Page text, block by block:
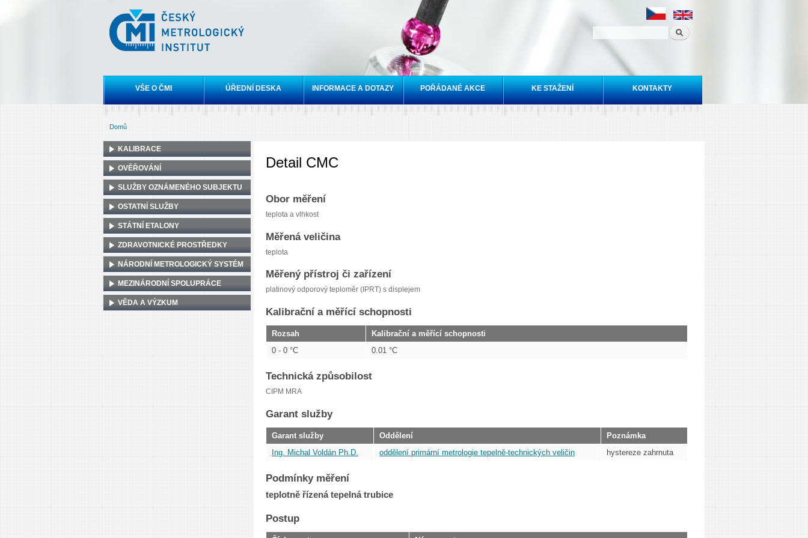
Český
metrologický
institut
Hlavní menu
VŠE O ČMI ÚŘEDNÍ DESKA INFORMACE A DOTAZY POŘÁDANÉ AKCE KE STAŽENÍ KONTAKTY
Domů
Detail CMC
Obor měření
teplota a vlhkost
Měřená veličina
teplota
Měřený přístroj či zařízení
platinový odporový teploměr (IPRT) s displejem
Kalibrační a měřící schopnosti
Rozsah
Kalibrační a měřící schopnosti
0 - 0 °C
0.01 °C
Technická způsobilost
CIPM MRA
Garant služby
Garant služby Oddělení
Poznámka
Ing. Michal Voldán Ph.D.
oddělení primární metrologie tepelně-technických veličin hystereze zahrnuta
Podmínky měření
teplotně řízená tepelná trubice
Postup
KALIBRACE
OVĚŘOVÁNÍ
SLUŽBY OZNÁMENÉHO SUBJEKTU
OSTATNÍ SLUŽBY
STÁTNÍ ETALONY
ZDRAVOTNICKÉ PROSTŘEDKY
NÁRODNÍ METROLOGICKÝ SYSTÉM
MEZINÁRODNÍ SPOLUPRÁCE
VĚDA A VÝZKUM